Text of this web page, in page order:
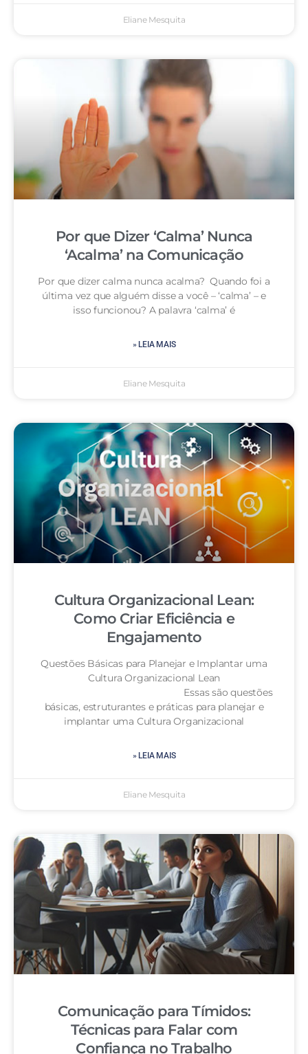
Eliane Mesquita
Por que Dizer ‘Calma’ Nunca
‘Acalma’ na Comunicação
Por que dizer calma nunca acalma? Quando foi a
última vez que alguém disse a você – ‘calma’ – e
isso funcionou? A palavra ‘calma’ é
» LEIA MAIS
Eliane Mesquita
Cultura Organizacional Lean:
Como Criar Eficiência e
Engajamento
Questões Básicas para Planejar e Implantar uma
Cultura Organizacional Lean
Essas são questões
básicas, estruturantes e práticas para planejar e
implantar uma Cultura Organizacional
» LEIA MAIS
Eliane Mesquita
Comunicação para Tímidos:
Técnicas para Falar com
Confiança no Trabalho